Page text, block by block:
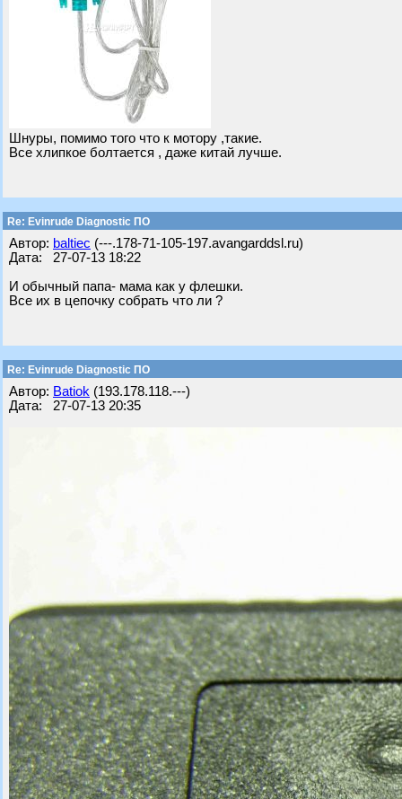
Шнуры, помимо того что к мотору ,такие.
Все хлипкое болтается , даже китай лучше.
Re: Evinrude Diagnostic ПО
Автор: baltiec (---.178-71-105-197.avangarddsl.ru)
Дата: 27-07-13 18:22
И обычный папа- мама как у флешки.
Все их в цепочку собрать что ли ?
Re: Evinrude Diagnostic ПО
Автор: Batiok (193.178.118.---)
Дата: 27-07-13 20:35